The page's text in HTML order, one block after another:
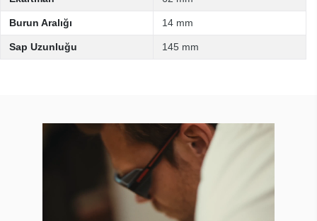
Burun Aralığı 14 mm
Sap Uzunluğu 145 mm